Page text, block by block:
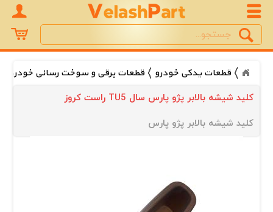
قطعات یدکی خودرو قطعات برقی و سوخت رسانی خودرو
کلید شیشه بالابر پژو پارس سال TU5 راست کروز
کلید شیشه بالابر پژو پارس
Search
جستجو